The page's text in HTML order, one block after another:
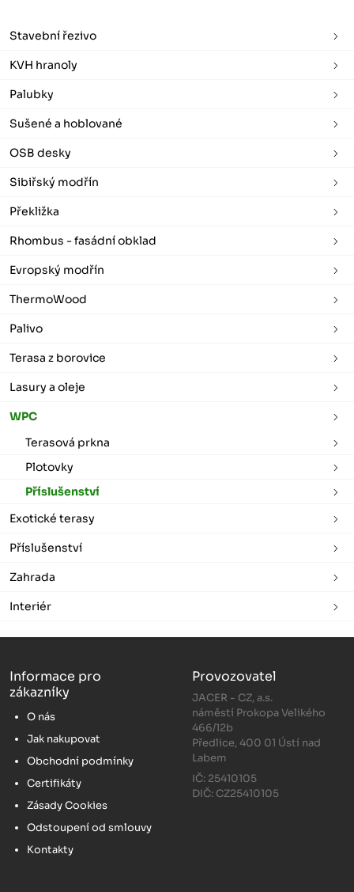
Stavební řezivo
KVH hranoly
Palubky
Sušené a hoblované
OSB desky
Sibiřský modřín
Překližka
Rhombus - fasádní obklad
Evropský modřín
ThermoWood
Palivo
Terasa z borovice
Lasury a oleje
WPC
Terasová prkna
Plotovky
Příslušenství
Exotické terasy
Příslušenství
Zahrada
Interiér
Informace pro
zákazníky
O nás
Jak nakupovat
Obchodní podmínky
Certifikáty
Zásady Cookies
Odstoupení od smlouvy
Kontakty
Provozovatel
JACER - CZ, a.s.
náměstí Prokopa Velikého
466/12b
Předlice, 400 01 Ústí nad
Labem
IČ: 25410105
DIČ: CZ25410105